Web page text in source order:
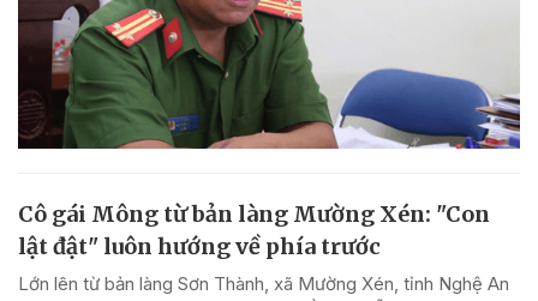
Cô gái Mông từ bản làng Mường Xén: "Con
lật đật" luôn hướng về phía trước
Lớn lên từ bản làng Sơn Thành, xã Mường Xén, tỉnh Nghệ An